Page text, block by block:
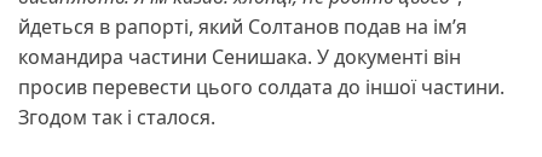
йдеться в рапорті, який Солтанов подав на ім’я
командира частини Сенишака. У документі він
просив перевести цього солдата до іншої частини.
Згодом так і сталося.